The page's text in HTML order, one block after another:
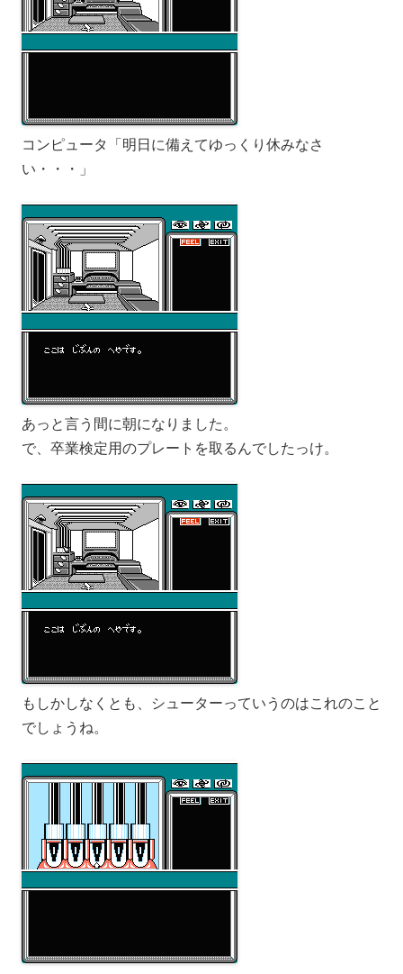
コンピュータ「明日に備えてゆっくり休みなさ
い・・・」
あっと言う間に朝になりました。
で、卒業検定用のプレートを取るんでしたっけ。
もしかしなくとも、シューターっていうのはこれのこと
でしょうね。